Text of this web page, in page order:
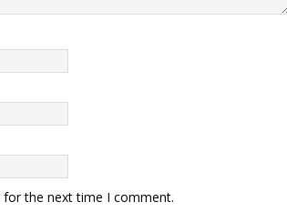
for the next time I comment.